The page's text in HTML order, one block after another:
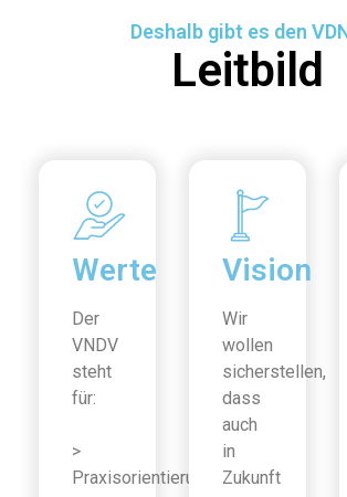
Deshalb gibt es den
Leitbild
Werte
Der
VNDV
steht
für:
>
Praxisorientierung
Vision
Wir
wollen
sicherstellen,
dass
auch
in
Zukunft